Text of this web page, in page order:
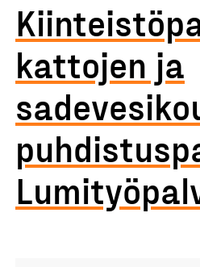
kattojen ja